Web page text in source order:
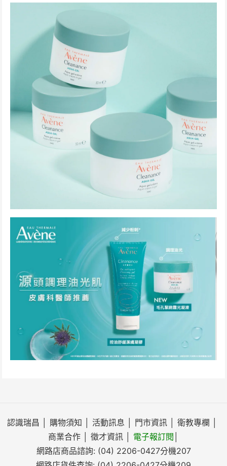
認識瑞昌 購物須知 活動訊息 門市資訊 衛教專欄
商業合作
徵才資訊 電子報訂閱
網路店商品諮詢: (04) 2206-0427分機207